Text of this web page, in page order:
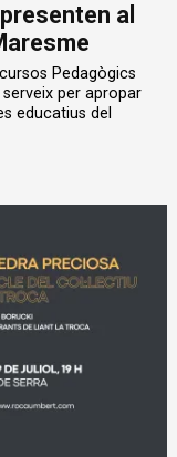
al
Pedagògics
per apropar
educatius del